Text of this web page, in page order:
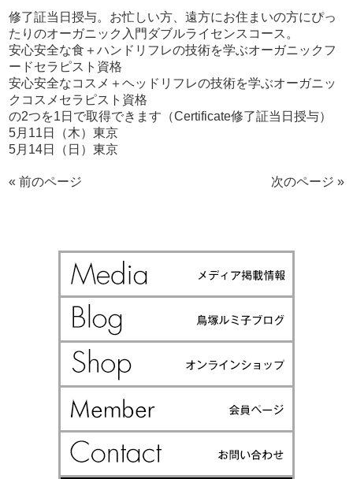
修了証当日授与。お忙しい方、遠方にお住まいの方にぴっ
たりのオーガニック入門ダブルライセンスコース。
安心安全な食＋ハンドリフレの技術を学ぶオーガニックフ
ードセラピスト資格
安心安全なコスメ＋ヘッドリフレの技術を学ぶオーガニッ
クコスメセラピスト資格
の2つを1日で取得できます（Certificate修了証当日授与）
5月11日（木）東京
5月14日（日）東京
« 前のページ 次のページ »